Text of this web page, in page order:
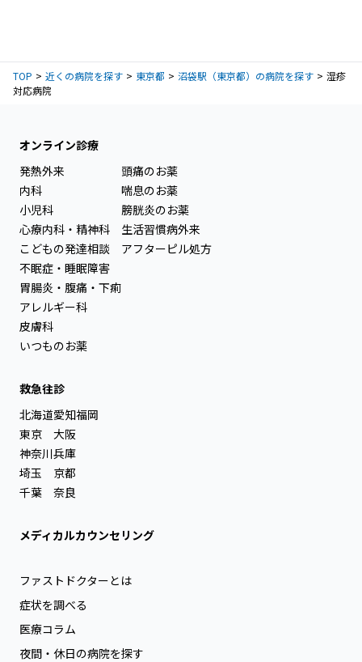
TOP 近くの病院を探す 東京都 沼袋駅（東京都）の病院を探す
湿疹
対応病院
オンライン診療
発熱外来
内科
小児科
心療内科・精神科
こどもの発達相談
不眠症・睡眠障害
胃腸炎・腹痛・下痢
アレルギー科
皮膚科
いつものお薬
頭痛のお薬
喘息のお薬
膀胱炎のお薬
生活習慣病外来
アフターピル処方
救急往診
北海道
東京
神奈川
埼玉
千葉
愛知
大阪
兵庫
京都
奈良
福岡
メディカルカウンセリング
ファストドクターとは
症状を調べる
医療コラム
夜間・休日の病院を探す